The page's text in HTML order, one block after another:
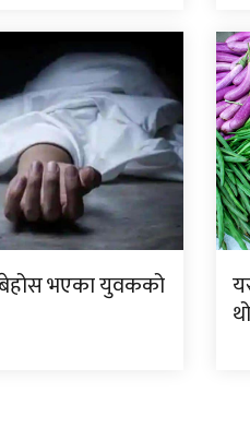
बेहोस भएका युवकको